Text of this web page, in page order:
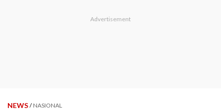
NEWS / NASIONAL